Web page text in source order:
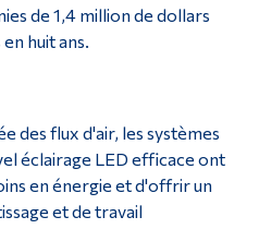
de 1,4 million de dollars
huit ans.
des flux d'air, les systèmes
éclairage LED efficace ont
en énergie et d'offrir un
et de travail